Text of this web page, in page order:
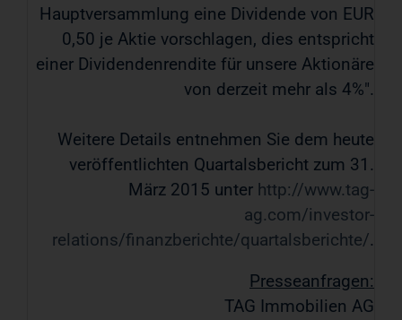
Hauptversammlung eine Dividende von EUR
0,50 je Aktie vorschlagen, dies entspricht
einer Dividendenrendite für unsere Aktionäre
von derzeit mehr als 4%".
Weitere Details entnehmen Sie dem heute
veröffentlichten Quartalsbericht zum 31.
März 2015 unter http://www.tag-
ag.com/investor-
relations/finanzberichte/quartalsberichte/.
Presseanfragen:
TAG Immobilien AG